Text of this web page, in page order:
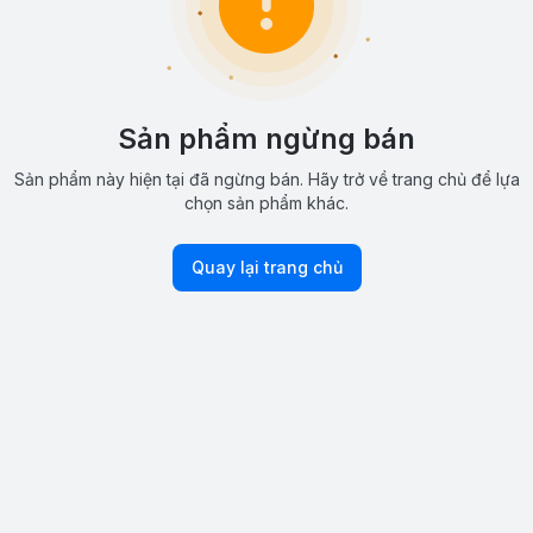
Sản phẩm ngừng bán
Sản phẩm này hiện tại đã ngừng bán. Hãy trở về trang chủ để lựa
chọn sản phẩm khác.
Quay lại trang chủ